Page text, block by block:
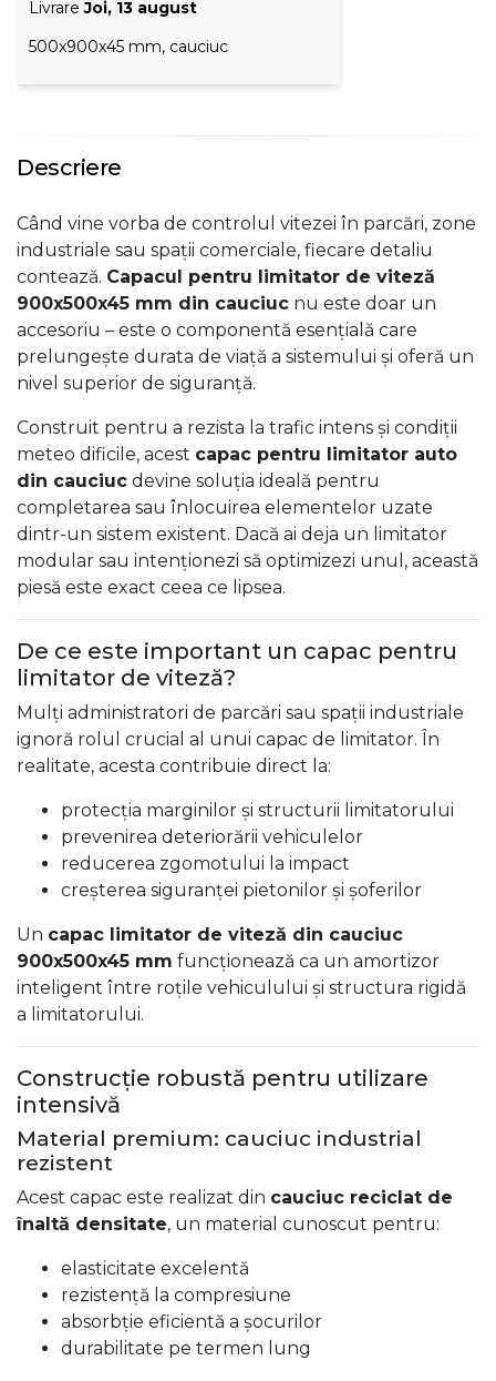
LivrareJoi, 13 august
500x900x45 mm, cauciuc
Descriere
Când vine vorba de controlul vitezei în parcări, zone
industriale sau spații comerciale, fiecare detaliu
contează. Capacul pentru limitator de viteză
900x500x45 mm din cauciuc nu este doar un
accesoriu – este o componentă esențială care
prelungește durata de viață a sistemului și oferă un
nivel superior de siguranță.
Construit pentru a rezista la trafic intens și condiții
meteo dificile, acest capac pentru limitator auto
din cauciuc devine soluția ideală pentru
completarea sau înlocuirea elementelor uzate
dintr-un sistem existent. Dacă ai deja un limitator
modular sau intenționezi să optimizezi unul, această
piesă este exact ceea ce lipsea.
De ce este important un capac pentru
limitator de viteză?
Mulți administratori de parcări sau spații industriale
ignoră rolul crucial al unui capac de limitator. În
realitate, acesta contribuie direct la:
protecția marginilor și structurii limitatorului
prevenirea deteriorării vehiculelor
reducerea zgomotului la impact
creșterea siguranței pietonilor și șoferilor
Un capac limitator de viteză din cauciuc
900x500x45 mm funcționează ca un amortizor
inteligent între roțile vehiculului și structura rigidă
a limitatorului.
Construcție robustă pentru utilizare
intensivă
Material premium: cauciuc industrial
rezistent
Acest capac este realizat din cauciuc reciclat de
înaltă densitate, un material cunoscut pentru:
elasticitate excelentă
rezistență la compresiune
absorbție eficientă a șocurilor
durabilitate pe termen lung